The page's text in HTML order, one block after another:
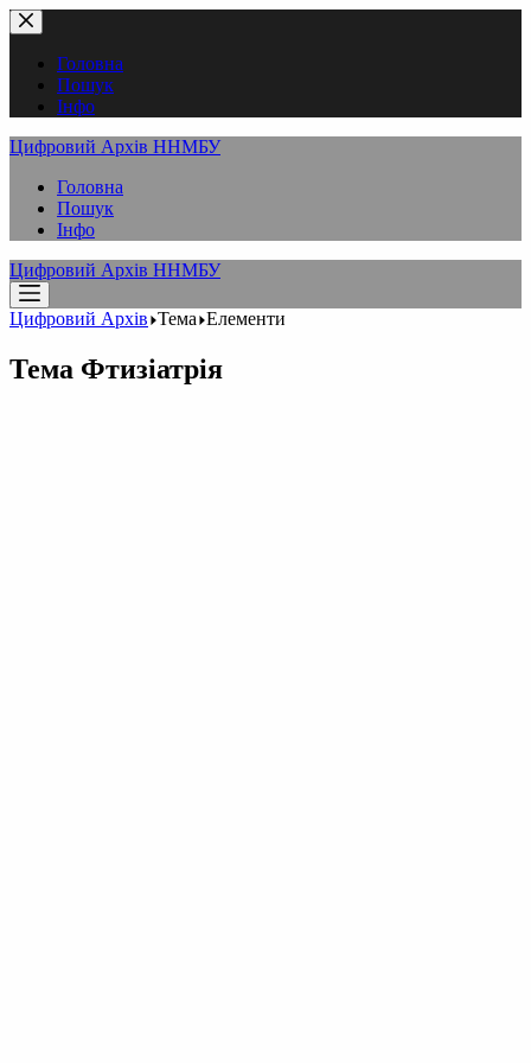
Перейти
до
вмістуГоловна
Пошук
Інфо
Цифровий Архів ННМБУ
Головна
Пошук
Інфо
Цифровий Архів ННМБУ
Цифровий Архів Тема Елементи
Тема Фтизіатрія